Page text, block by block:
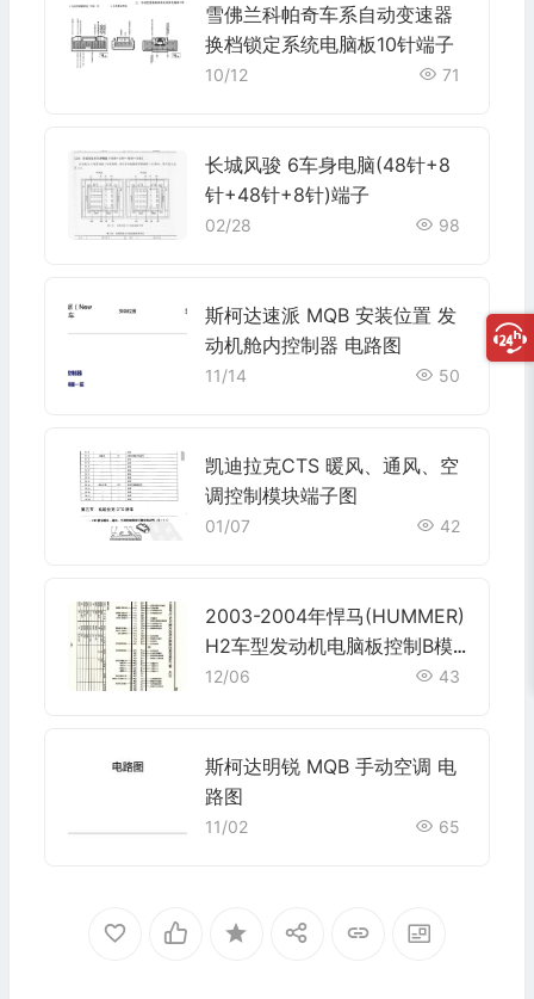
雪佛兰科帕奇车系自动变速器
换档锁定系统电脑板10针端子
10/12 71
长城风骏 6车身电脑(48针+8
针+48针+8针)端子
02/28 98
斯柯达速派 MQB 安装位置 发
动机舱内控制器 电路图
11/14 50
凯迪拉克CTS 暖风、通风、空
调控制模块端子图
01/07 42
2003-2004年悍马(HUMMER)
H2车型发动机电脑板控制B模
块针脚80针 端子图
12/06 43
斯柯达明锐 MQB 手动空调 电
路图
11/02 65